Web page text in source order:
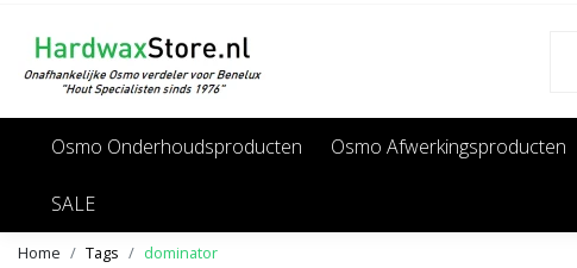
Osmo Onderhoudsproducten Osmo Afwerkingsproducten
SALE
Home Tags dominator